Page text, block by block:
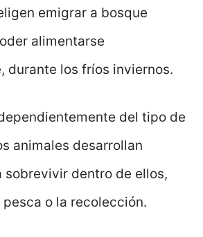
emigrar a bosque
alimentarse
durante los fríos inviernos.
del tipo de
animales desarrollan
sobrevivir dentro de ellos,
o la recolección.